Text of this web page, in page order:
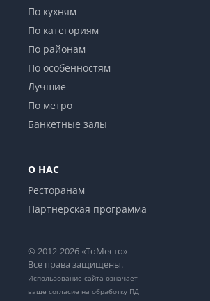
По кухням
По категориям
По районам
По особенностям
Лучшие
По метро
Банкетные залы
О НАС
Ресторанам
Партнерская программа
© 2012-2026 «ТоМесто»
Все права защищены.
Использование сайта означает
ваше согласие на обработку ПД